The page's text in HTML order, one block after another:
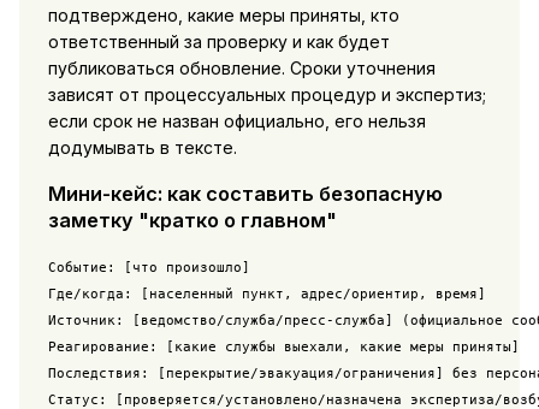
подтверждено, какие меры приняты, кто
ответственный за проверку и как будет
публиковаться обновление. Сроки уточнения
зависят от процессуальных процедур и экспертиз;
если срок не назван официально, его нельзя
додумывать в тексте.
Мини-кейс: как составить безопасную
заметку "кратко о главном"
Событие: [что произошло]
Где/когда: [населенный пункт, адрес/ориентир, время]
Источник: [ведомство/служба/пресс-служба] (официальное
Реагирование: [какие службы выехали, какие меры приняты]
Последствия: [перекрытие/эвакуация/ограничения] без
Статус: [проверяется/установлено/назначена экспертиза/